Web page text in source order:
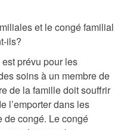
et le congé familial
ils?
prévu pour les
soins à un membre de
de la famille doit souffrir
l’emporter dans les
de congé. Le congé